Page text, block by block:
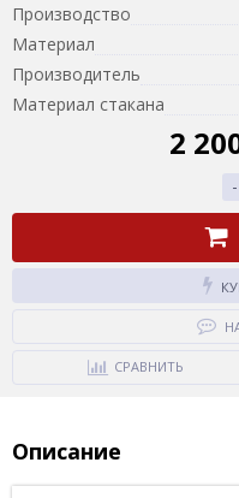
Производство
Материал
Производитель
Материал стакана
2
-
СРАВНИТЬ
Описание